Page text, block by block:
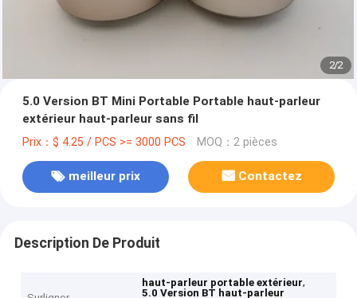
2/2
5.0 Version BT Mini Portable Portable haut-parleur
extérieur haut-parleur sans fil
Prix：$ 4.25 / PCS >= 3000 PCS MOQ：2 pièces
meilleur prix Contactez
Description De Produit
haut-parleur portable extérieur,
5.0 Version BT haut-parleur